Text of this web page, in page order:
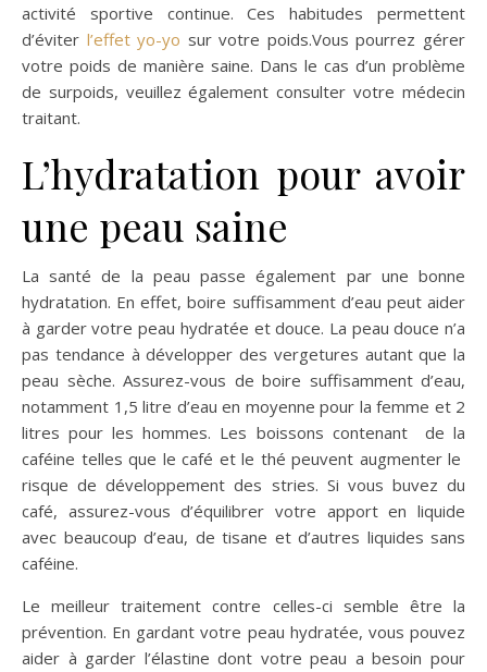
activité sportive continue. Ces habitudes permettent
d’éviter l’effet yo-yo sur votre poids.Vous pourrez gérer
votre poids de manière saine. Dans le cas d’un problème
de surpoids, veuillez également consulter votre médecin
traitant.
L’hydratation pour avoir
une peau saine
La santé de la peau passe également par une bonne
hydratation. En effet, boire suffisamment d’eau peut aider
à garder votre peau hydratée et douce. La peau douce n’a
pas tendance à développer des vergetures autant que la
peau sèche. Assurez-vous de boire suffisamment d’eau,
notamment 1,5 litre d’eau en moyenne pour la femme et 2
litres pour les hommes. Les boissons contenant
de la
caféine telles que le café et le thé peuvent augmenter le
risque de développement des stries. Si vous buvez du
café, assurez-vous d’équilibrer votre apport en liquide
avec beaucoup d’eau, de tisane et d’autres liquides sans
caféine.
Le meilleur traitement contre celles-ci semble être la
prévention. En gardant votre peau hydratée, vous pouvez
aider à garder l’élastine dont votre peau a besoin pour